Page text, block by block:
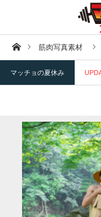
ホーム筋肉写真素材
マッチョの夏休み